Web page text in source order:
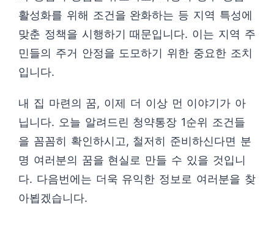
활성화를 위해 조건을 완화하는 등 지역 특성에
맞춘 정책을 시행하기 때문입니다. 이는 지역 주
민들의 주거 안정을 도모하기 위한 중요한 조치
입니다.
내 집 마련의 꿈, 이제 더 이상 먼 이야기가 아
닙니다. 오늘 알려드린 청약통장 1순위 조건들
을 꼼꼼히 확인하시고, 철저히 준비하신다면 분
명 여러분의 꿈을 현실로 만들 수 있을 것입니
다. 다음번에는 더욱 유익한 정보로 여러분을 찾
아뵙겠습니다.